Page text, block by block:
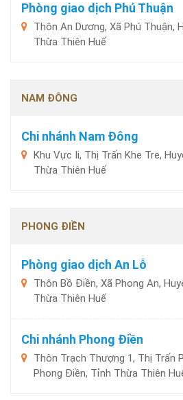
Phòng giao dịch Phú Thuận
Thôn An Dương, Xã Phú Thuận,
Thừa Thiên Huế
NAM ĐÔNG
Chi nhánh Nam Đông
Khu Vực Ii, Thị Trấn Khe Tre,
Thừa Thiên Huế
PHONG ĐIỀN
Phòng giao dịch An Lỗ
Thôn Bồ Điền, Xã Phong An,
Thừa Thiên Huế
Chi nhánh Phong Điền
Thôn Trạch Thượng 1, Thị Trấn
Phong Điền, Tỉnh Thừa Thiên